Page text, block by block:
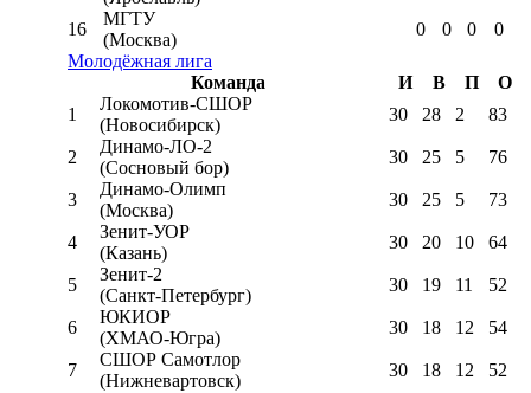
16
МГТУ
(Москва)
0 0 0
0
Молодёжная лига
Команда
И В П
О
1
Локомотив-CШОР
(Новосибирск)
30 28 2 83
2
Динамо-ЛО-2
(Сосновый бор)
30 25 5 76
3
Динамо-Олимп
(Москва)
30 25 5 73
4
Зенит-УОР
(Казань)
30 20 10 64
5
Зенит-2
(Санкт-Петербург)
30 19 11 52
6
ЮКИОР
(ХМАО-Югра)
30 18 12 54
7
СШОР Самотлор
(Нижневартовск)
30 18 12 52